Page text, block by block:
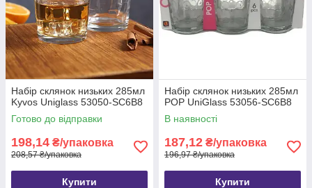
Набір склянок низьких 285мл
Kyvos Uniglass 53050-SC6B8
Готово до відправки
198,14 ₴/упаковка
208,57 ₴/упаковка
Купити
Набір склянок низьких 285мл
POP UniGlass 53056-SC6B8
В наявності
187,12 ₴/упаковка
196,97 ₴/упаковка
Купити